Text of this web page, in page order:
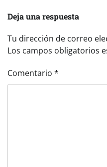
Deja una respuesta
Tu dirección de correo
Los campos obligatorios
Comentario *